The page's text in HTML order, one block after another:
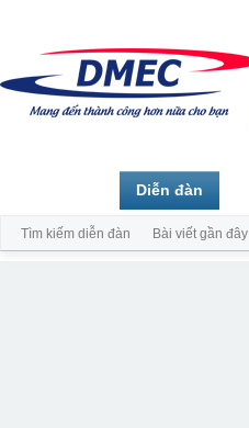
Diễn đàn
Tìm kiếm diễn đàn Bài viết gần đây